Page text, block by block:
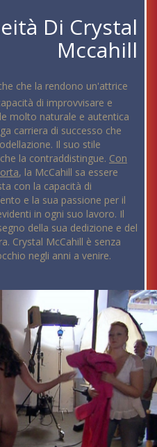
Di Crystal
Mccahill
che la rendono un'attrice
di improvvisare e
molto naturale e autentica
carriera di successo che
Il suo stile
la contraddistingue. Con
, la McCahill sa essere
con la capacità di
e la sua passione per il
in ogni suo lavoro. Il
della sua dedizione e del
Crystal McCahill è senza
negli anni a venire.